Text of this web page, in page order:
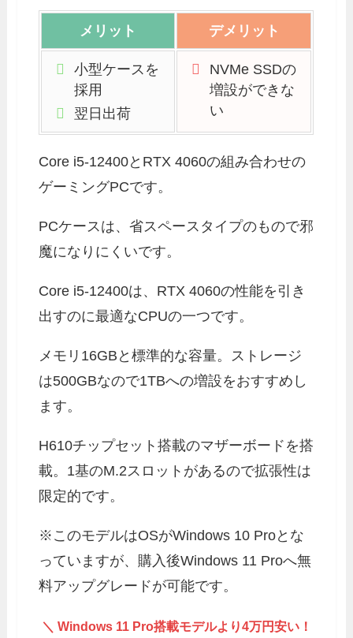
メリット デメリット
小型ケースを
採用
翌日出荷
NVMe SSDの
増設ができな
い
Core i5-12400とRTX 4060の組み合わせの
ゲーミングPCです。
PCケースは、省スペースタイプのもので邪
魔になりにくいです。
Core i5-12400は、RTX 4060の性能を引き
出すのに最適なCPUの一つです。
メモリ16GBと標準的な容量。ストレージ
は500GBなので1TBへの増設をおすすめし
ます。
H610チップセット搭載のマザーボードを搭
載。1基のM.2スロットがあるので拡張性は
限定的です。
※このモデルはOSがWindows 10 Proとな
っていますが、購入後Windows 11 Proへ無
料アップグレードが可能です。
＼ Windows 11 Pro搭載モデルより4万円安い！